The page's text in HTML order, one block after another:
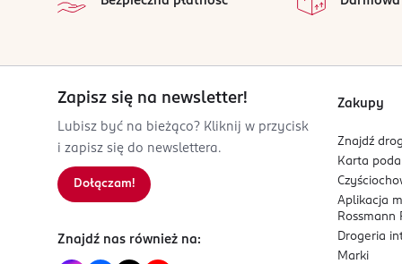
Womanizera, aby uniknąć jego uszkodzenia.
WOW Tech Europe GmbH
10249
Berlin
customercareteam@lovehoneygroup.com
123456789
DE-Niemcy
Kod EAN
Zapisz się na newsletter!
Lubisz być na bieżąco? Kliknij w przycisk
i zapisz się do newslettera.
Dołączam!
Znajdź nas również na:
Zakupy
Znajdź
Karta
Aplikacja
Rossmann
Drogeria
Marki